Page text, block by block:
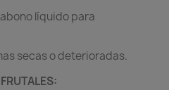
líquido para
secas o deterioradas.